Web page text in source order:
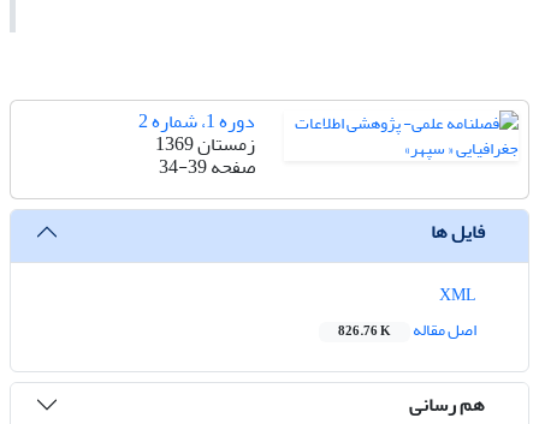
دوره 1، شماره 2
زمستان 1369
صفحه34-39
فایل ها
اصل مقاله
826.76 K
هم رسانی